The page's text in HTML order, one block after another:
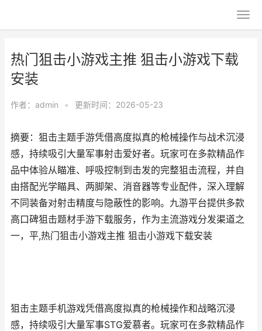
热门狙击小游戏主推 狙击小游戏下载
安装
作者： admin • 更新时间：2026-05-23
摘要：狙击主题手游凭借高度拟真的枪械操作与战术沉浸
感，持续吸引大量军事射击爱好者。玩家可在多款精品作
品中体验从瞄准、呼吸控制到击发的完整狙击流程，并自
由搭配光学瞄具、两脚架、消音器等专业配件，深入理解
不同装备对射击精度与隐蔽性的影响。九游平台提供多款
高口碑狙击题材手游下载服务，作为主流游戏分发渠道之
一，平,热门狙击小游戏主推 狙击小游戏下载安装
狙击主题手机游戏凭借高度拟真的枪械操作和战略沉浸
感，持续吸引大量军事STG爱慕者。玩家可在多款精品作